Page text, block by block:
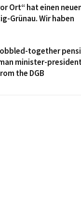
Ort“ hat einen
Grünau. Wir haben
together
minister-
the DGB